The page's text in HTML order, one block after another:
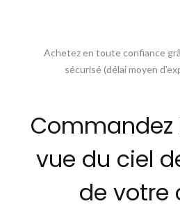
Achetez en toute confiance
sécurisé (délai moyen
vue du ciel
de votre